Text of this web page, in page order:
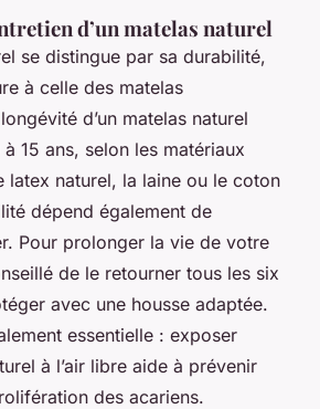
d’un matelas naturel
se distingue par sa durabilité,
à celle des matelas
d’un matelas naturel
15 ans, selon les matériaux
latex naturel, la laine ou le coton
dépend également de
Pour prolonger la vie de votre
de le retourner tous les six
avec une housse adaptée.
essentielle : exposer
à l’air libre aide à prévenir
des acariens.